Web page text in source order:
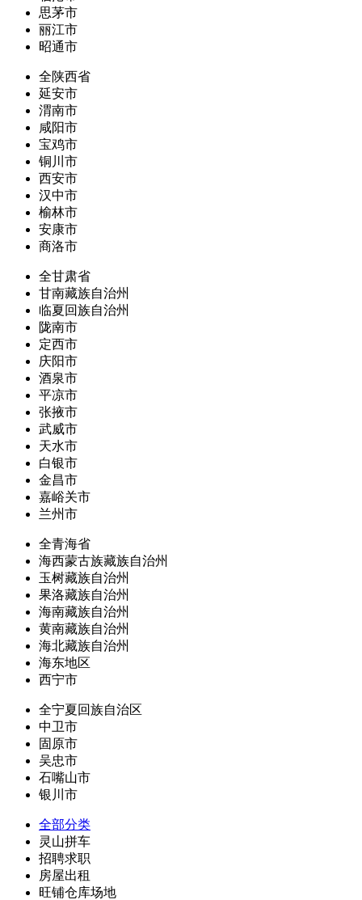
思茅市
丽江市
昭通市
全陕西省
延安市
渭南市
咸阳市
宝鸡市
铜川市
西安市
汉中市
榆林市
安康市
商洛市
全甘肃省
甘南藏族自治州
临夏回族自治州
陇南市
定西市
庆阳市
酒泉市
平凉市
张掖市
武威市
天水市
白银市
金昌市
嘉峪关市
兰州市
全青海省
海西蒙古族藏族自治州
玉树藏族自治州
果洛藏族自治州
海南藏族自治州
黄南藏族自治州
海北藏族自治州
海东地区
西宁市
全宁夏回族自治区
中卫市
固原市
吴忠市
石嘴山市
银川市
全部分类
灵山拼车
招聘求职
房屋出租
旺铺仓库场地